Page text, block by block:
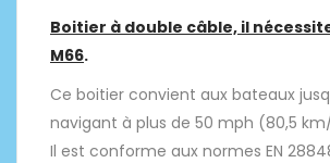
Boitier à double câble, il
M66.
Ce boitier convient aux bateaux
navigant à plus de 50 mph (80,5
Il est conforme aux normes EN